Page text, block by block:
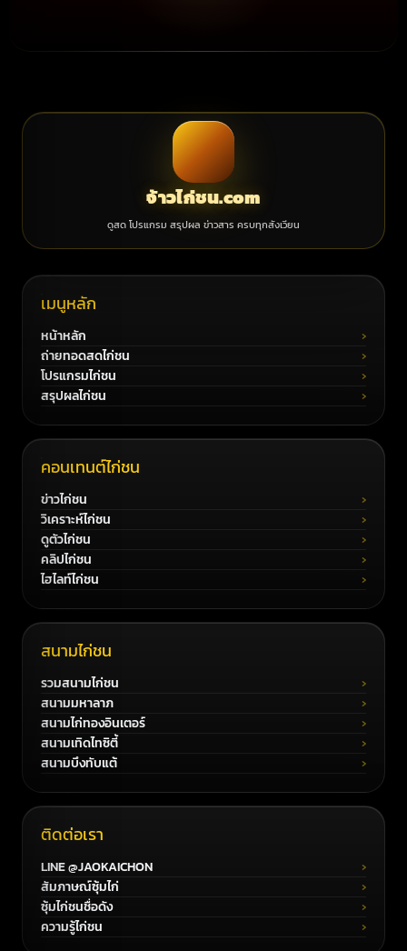
จ้าวไก่ชน.com
ดูสด โปรแกรม สรุปผล ข่าวสาร ครบทุกสังเวียน
เมนูหลัก
หน้าหลัก
ถ่ายทอดสดไก่ชน
โปรแกรมไก่ชน
สรุปผลไก่ชน
คอนเทนต์ไก่ชน
ข่าวไก่ชน
วิเคราะห์ไก่ชน
ดูตัวไก่ชน
คลิปไก่ชน
ไฮไลท์ไก่ชน
สนามไก่ชน
รวมสนามไก่ชน
สนามมหาลาภ
สนามไก่ทองอินเตอร์
สนามเทิดไทซิตี้
สนามบึงทับแต้
ติดต่อเรา
LINE @JAOKAICHON
สัมภาษณ์ซุ้มไก่
ซุ้มไก่ชนชื่อดัง
ความรู้ไก่ชน